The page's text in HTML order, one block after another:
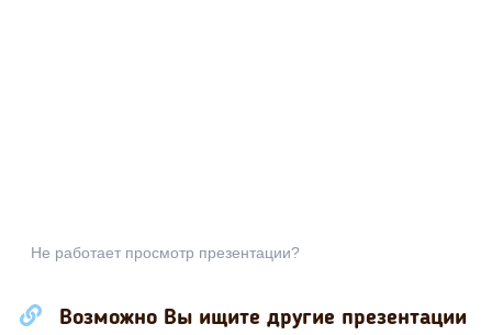
Не работает просмотр презентации?
Возможно Вы ищите другие презентации
"«Планета
Земля- наш
Вселенной
поможет